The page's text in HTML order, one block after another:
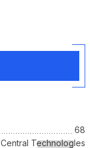
68
Сеntral Тесhnоlоglеs